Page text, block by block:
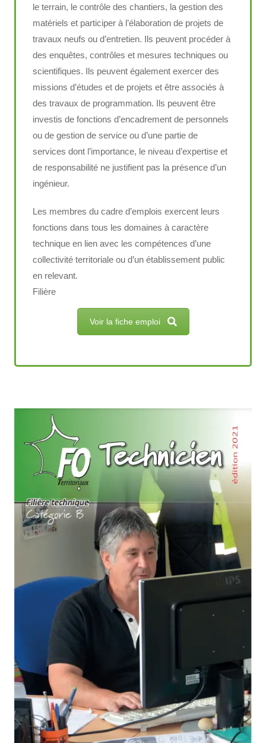
le terrain, le contrôle des chantiers, la gestion des
matériels et participer à l’élaboration de projets de
travaux neufs ou d’entretien. Ils peuvent procéder à
des enquêtes, contrôles et mesures techniques ou
scientifiques. Ils peuvent également exercer des
missions d’études et de projets et être associés à
des travaux de programmation. Ils peuvent être
investis de fonctions d’encadrement de personnels
ou de gestion de service ou d’une partie de
services dont l’importance, le niveau d’expertise et
de responsabilité ne justifient pas la présence d’un
ingénieur.
Les membres du cadre d’emplois exercent leurs
fonctions dans tous les domaines à caractère
technique en lien avec les compétences d’une
collectivité territoriale ou d’un établissement public
en relevant.
Filière
Voir la fiche emploi